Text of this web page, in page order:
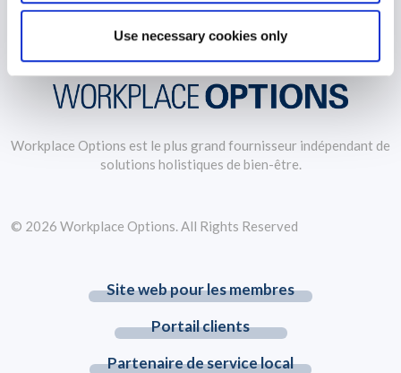
Use necessary cookies only
Workplace Options est le plus grand fournisseur indépendant de
solutions holistiques de bien-être.
Site web pour les membres
Portail clients
Partenaire de service local
© 2026 Workplace Options. All Rights Reserved